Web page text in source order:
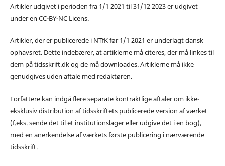
Artikler udgivet i perioden fra 1/1 2021 til 31/12 2023 er udgivet
under en CC-BY-NC Licens.
Artikler, der er publicerede i NTfK før 1/1 2021 er underlagt dansk
ophavsret. Dette indebærer, at artiklerne må citeres, der må linkes til
dem på tidsskrift.dk og de må downloades. Artiklerne må ikke
genudgives uden aftale med redaktøren.
Forfattere kan indgå flere separate kontraktlige aftaler om ikke-
eksklusiv distribution af tidsskriftets publicerede version af værket
(f.eks. sende det til et institutionslager eller udgive det i en bog),
med en anerkendelse af værkets første publicering i nærværende
tidsskrift.